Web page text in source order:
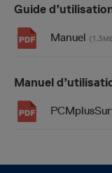
Guide
Manuel (1.3
Manuel